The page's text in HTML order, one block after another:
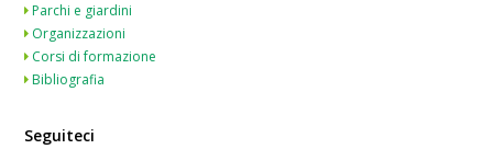
Parchi e giardini
Organizzazioni
Corsi di formazione
Bibliografia
Seguiteci